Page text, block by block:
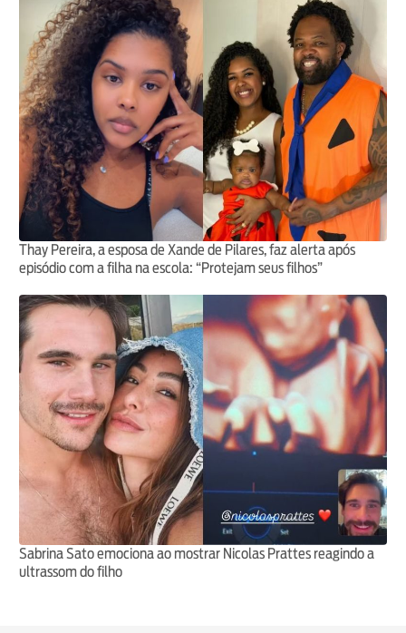
Thay Pereira, a esposa de Xande de Pilares, faz alerta após
episódio com a filha na escola: “Protejam seus filhos”
Sabrina Sato emociona ao mostrar Nicolas Prattes reagindo a
ultrassom do filho